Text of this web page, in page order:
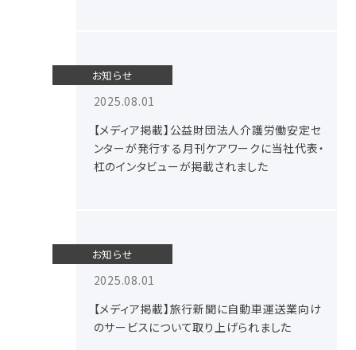
お知らせ
2025.08.01
【メディア掲載】公益財団法人介護労働安定セ
ンターが発行する月刊ケアワークに当社代表・
杠のインタビューが掲載されました
お知らせ
2025.08.01
【メディア掲載】旅行新聞に自動車運送業向け
のサービスについて取り上げられました